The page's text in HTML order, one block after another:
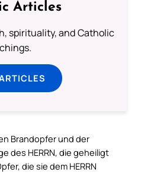
Articles
spirituality, and Catholic
Brandopfer und der
des HERRN, die geheiligt
die sie dem HERRN